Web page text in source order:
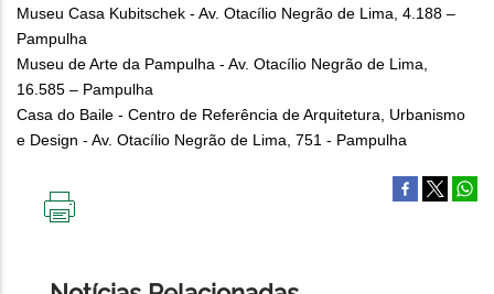
Museu Casa Kubitschek - Av. Otacílio Negrão de Lima, 4.188 –
Pampulha
Museu de Arte da Pampulha - Av. Otacílio Negrão de Lima,
16.585 – Pampulha
Casa do Baile - Centro de Referência de Arquitetura, Urbanismo
e Design - Av. Otacílio Negrão de Lima, 751 - Pampulha